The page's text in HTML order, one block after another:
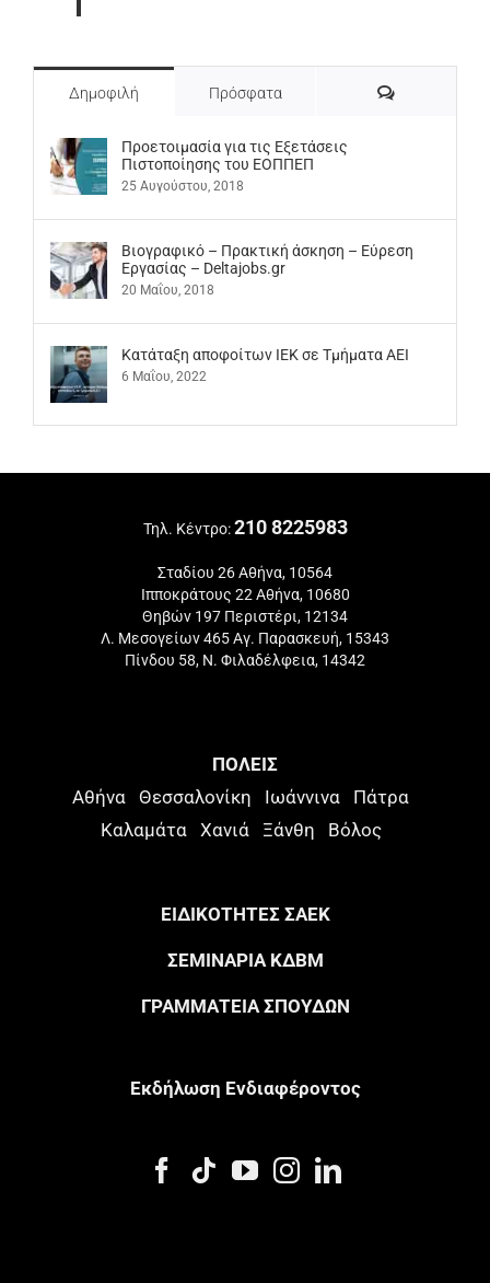
Δημοφιλή Πρόσφατα Σχόλια
Προετοιμασία για τις Εξετάσεις
Πιστοποίησης του ΕΟΠΠΕΠ
25 Αυγούστου, 2018
Βιογραφικό – Πρακτική άσκηση – Εύρεση
Εργασίας – Deltajobs.gr
20 Μαΐου, 2018
Kατάταξη αποφοίτων ΙΕΚ σε Τμήματα ΑΕΙ
6 Μαΐου, 2022
Τηλ. Κέντρο:210 8225983
Σταδίου 26 Αθήνα, 10564
Ιπποκράτους 22 Αθήνα, 10680
Θηβών 197 Περιστέρι, 12134
Λ. Μεσογείων 465 Αγ. Παρασκευή, 15343
Πίνδου 58, Ν. Φιλαδέλφεια, 14342
ΠΟΛΕΙΣ
Αθήνα Θεσσαλονίκη Ιωάννινα
Πάτρα
Καλαμάτα
Χανιά Ξάνθη Βόλος
ΕΙΔΙΚΟΤΗΤΕΣ ΣΑΕΚ
ΣΕΜΙΝΑΡΙΑ ΚΔΒΜ
ΓΡΑΜΜΑΤΕΙΑ ΣΠΟΥΔΩΝ
Eκδήλωση Eνδιαφέροντος